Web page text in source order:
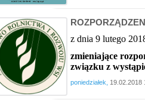
z dnia 9 lutego
zmieniające
związku z
poniedziałek, 19.02.2018